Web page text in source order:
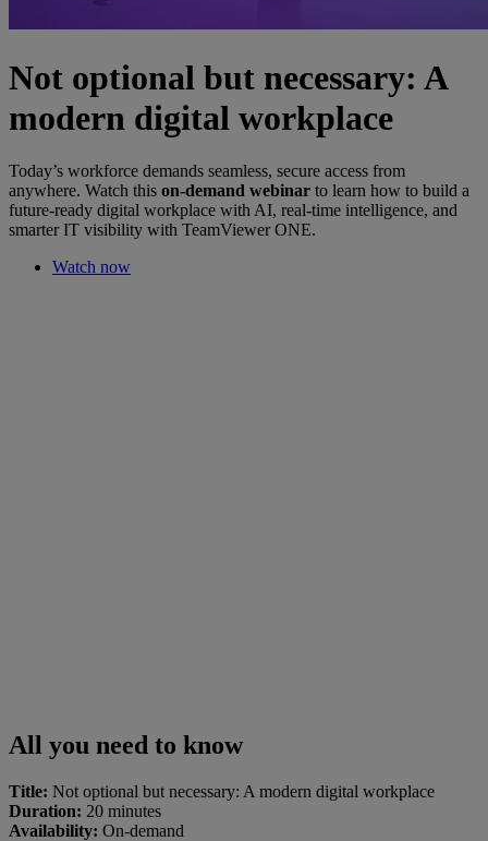
Not optional but necessary: A
modern digital workplace
Today’s workforce demands seamless, secure access from
anywhere. Watch this on-demand webinar to learn how to build a
future-ready digital workplace with AI, real-time intelligence, and
smarter IT visibility with TeamViewer ONE.
Watch now
All you need to know
Title: Not optional but necessary: A modern digital workplace
Duration: 20 minutes
Availability: On-demand